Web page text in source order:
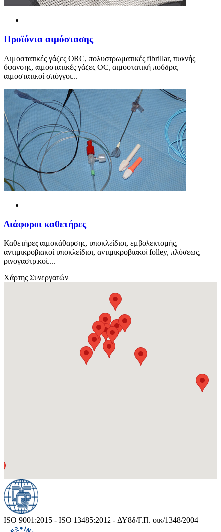
Προϊόντα αιμόστασης
Αιμοστατικές γάζες ORC, πολυστρωματικές fibrillar, πυκνής
ύφανσης, αιμοστατικές γάζες OC, αιμοστατική πούδρα,
αιμοστατικοί σπόγγοι...
Διάφοροι καθετήρες
Καθετήρες αιμοκάθαρσης, υποκλείδιοι, εμβολεκτομής,
αντιμικροβιακοί υποκλείδιοι, αντιμικροβιακοί folley, πλύσεως,
ρινογαστρικοί....
Χάρτης Συνεργατών
ISO 9001:2015 - ISO 13485:2012 - ΔΥ8δ/Γ.Π. οικ/1348/2004